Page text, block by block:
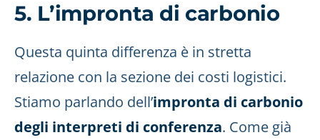
5. L’impronta di carbonio
Questa quinta differenza è in stretta
relazione con la sezione dei costi logistici.
Stiamo parlando dell’impronta di carbonio
degli interpreti di conferenza. Come già